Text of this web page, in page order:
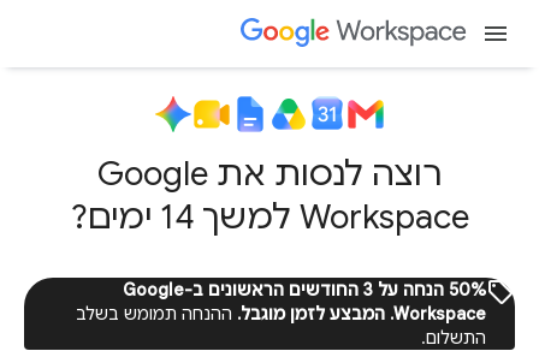
menu
רוצה לנסות את Google
Workspace למשך 14 ימים?
sell
‫50% הנחה על 3 החודשים הראשונים ב-Google
Workspace. המבצע לזמן מוגבל.
ההנחה תמומש בשלב
התשלום.